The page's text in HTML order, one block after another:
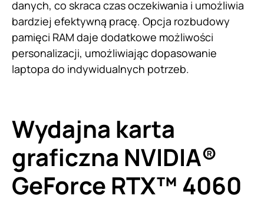
danych, co skraca czas oczekiwania i umożliwia
bardziej efektywną pracę. Opcja rozbudowy
pamięci RAM daje dodatkowe możliwości
personalizacji, umożliwiając dopasowanie
laptopa do indywidualnych potrzeb.
Wydajna karta
graficzna NVIDIA®
GeForce RTX™ 4060